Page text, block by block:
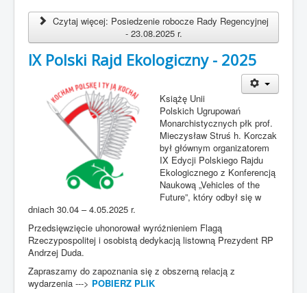
Czytaj więcej: Posiedzenie robocze Rady Regencyjnej
- 23.08.2025 r.
IX Polski Rajd Ekologiczny - 2025
Książę Unii
Polskich Ugrupowań
Monarchistycznych płk prof.
Mieczysław Struś h. Korczak
był głównym organizatorem
IX Edycji Polskiego Rajdu
Ekologicznego z Konferencją
Naukową „Vehicles of the
Future”, który odbył się w
dniach 30.04 – 4.05.2025 r.
Przedsięwzięcie uhonorował wyróżnieniem Flagą
Rzeczypospolitej i osobistą dedykacją listowną Prezydent RP
Andrzej Duda.
Zapraszamy do zapoznania się z obszerną relacją z
wydarzenia ---> POBIERZ PLIK